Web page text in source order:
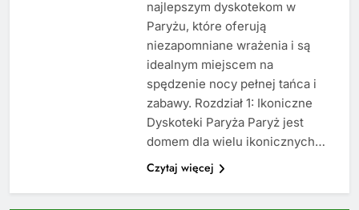
najlepszym dyskotekom w
Paryżu, które oferują
niezapomniane wrażenia i są
idealnym miejscem na
spędzenie nocy pełnej tańca i
zabawy. Rozdział 1: Ikoniczne
Dyskoteki Paryża Paryż jest
domem dla wielu ikonicznych…
Czytaj więcej